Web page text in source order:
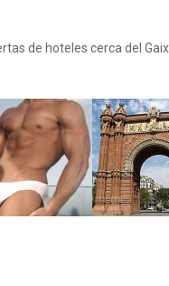
de hoteles cerca del